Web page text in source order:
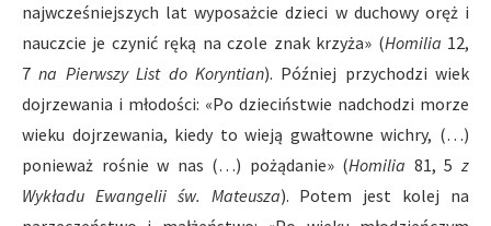
najwcześniejszych lat wyposażcie dzieci w duchowy oręż i
nauczcie je czynić ręką na czole znak krzyża» (Homilia 12,
7na Pierwszy List do Koryntian). Później przychodzi wiek
dojrzewania i młodości: «Po dzieciństwie nadchodzi morze
wieku dojrzewania, kiedy to wieją gwałtowne wichry, (…)
ponieważ rośnie w nas (…) pożądanie» (Homilia 81, 5z
Wykładu Ewangelii św. Mateusza). Potem jest kolej na